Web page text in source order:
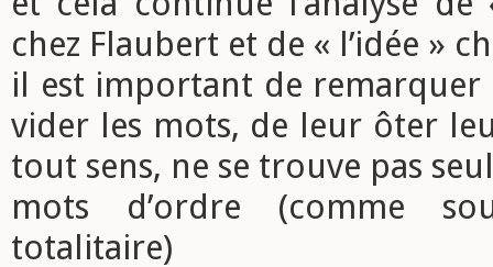
chez Flaubert et de « l’idée »
il est important de remarquer
vider les mots, de leur ôter
tout sens, ne se trouve pas
mots d’ordre (comme
totalitaire)